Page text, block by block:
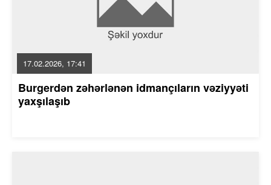
17.02.2026, 17:41
Burgerdən zəhərlənən idmançıların vəziyyəti
yaxşılaşıb